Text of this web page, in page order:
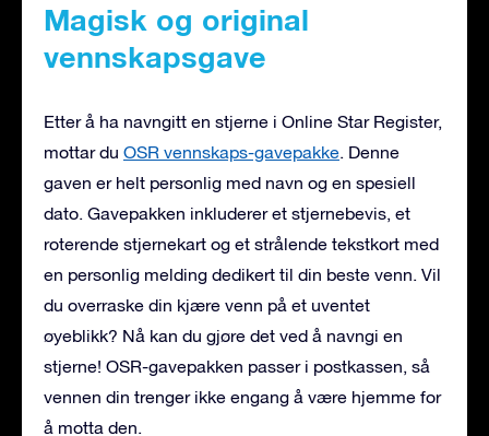
Magisk og original
vennskapsgave
Etter å ha navngitt en stjerne i Online Star Register,
mottar du OSR vennskaps-gavepakke. Denne
gaven er helt personlig med navn og en spesiell
dato. Gavepakken inkluderer et stjernebevis, et
roterende stjernekart og et strålende tekstkort med
en personlig melding dedikert til din beste venn. Vil
du overraske din kjære venn på et uventet
øyeblikk? Nå kan du gjøre det ved å navngi en
stjerne! OSR-gavepakken passer i postkassen, så
vennen din trenger ikke engang å være hjemme for
å motta den.